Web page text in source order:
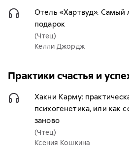
Отель «Хартвуд». Самый
подарок
(Чтец)
Келли Джордж
Практики счастья и
Хакни Карму:
психогенетика, или как
заново
(Чтец)
Ксения Кошкина